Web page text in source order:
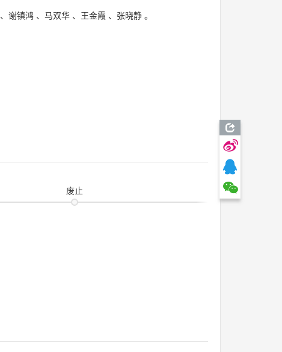
、 谢镇鸿 、 马双华 、 王金霞 、 张晓静 。
废止